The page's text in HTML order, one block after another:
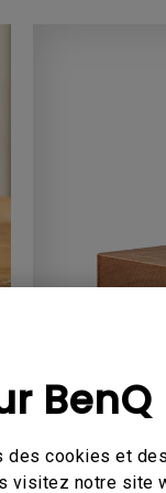
BenQ
des cookies et
visitez notre site
Accessoires